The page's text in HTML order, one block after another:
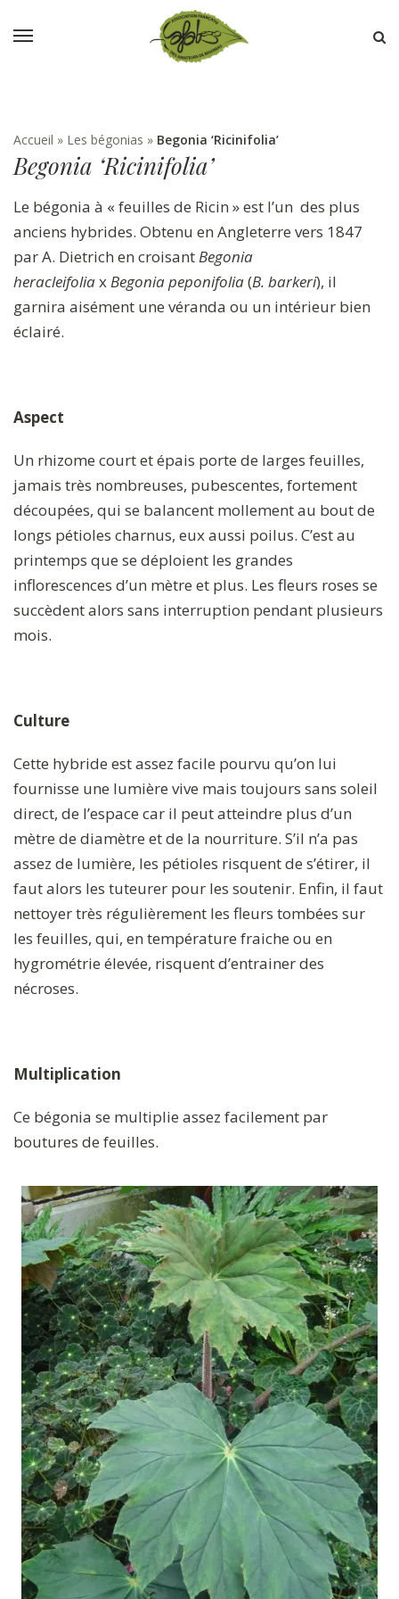
Accueil » Les bégonias » Begonia ‘Ricinifolia’
Begonia ‘Ricinifolia’
Le bégonia à « feuilles de Ricin » est l’un des plus
anciens hybrides. Obtenu en Angleterre vers 1847
par A. Dietrich en croisantBegonia
heracleifoliaxBegonia peponifolia(B. barkeri), il
garnira aisément une véranda ou un intérieur bien
éclairé.
Aspect
Un rhizome court et épais porte de larges feuilles,
jamais très nombreuses, pubescentes, fortement
découpées, qui se balancent mollement au bout de
longs pétioles charnus, eux aussi poilus. C’est au
printemps que se déploient les grandes
inflorescences d’un mètre et plus. Les fleurs roses se
succèdent alors sans interruption pendant plusieurs
mois.
Culture
Cette hybride est assez facile pourvu qu’on lui
fournisse une lumière vive mais toujours sans soleil
direct, de l’espace car il peut atteindre plus d’un
mètre de diamètre et de la nourriture. S’il n’a pas
assez de lumière, les pétioles risquent de s’étirer, il
faut alors les tuteurer pour les soutenir. Enfin, il faut
nettoyer très régulièrement les fleurs tombées sur
les feuilles, qui, en température fraiche ou en
hygrométrie élevée, risquent d’entrainer des
nécroses.
Multiplication
Ce bégonia se multiplie assez facilement par
boutures de feuilles.